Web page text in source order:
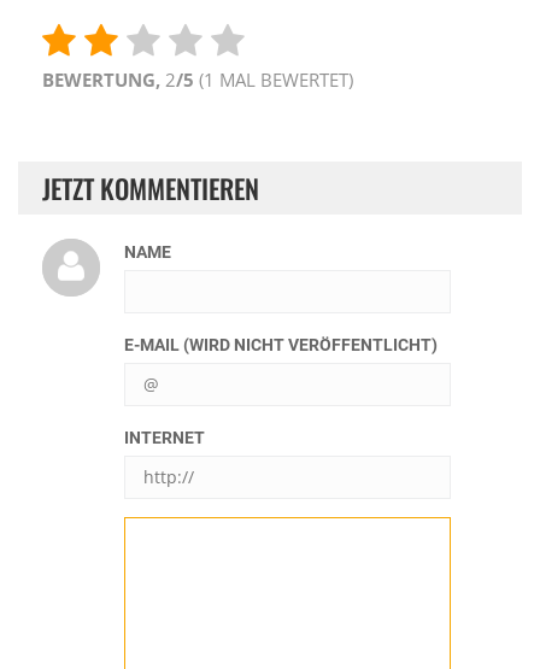
BEWERTUNG, 2/5 (1 MAL BEWERTET)
JETZT KOMMENTIEREN
NAME
E-MAIL (WIRD NICHT VERÖFFENTLICHT)
INTERNET